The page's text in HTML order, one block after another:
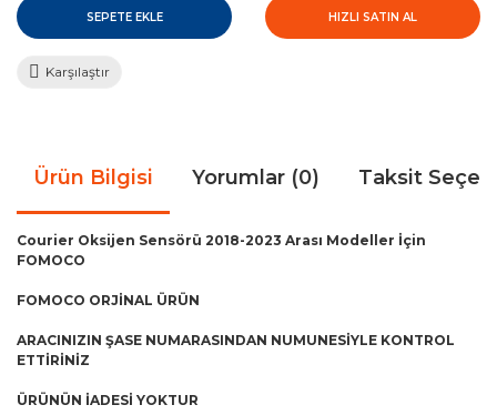
SEPETE EKLE HIZLI SATIN AL
Karşılaştır
Ürün Bilgisi Yorumlar (0) Taksit
Courier Oksijen Sensörü 2018-2023 Arası Modeller İçin
FOMOCO
FOMOCO ORJİNAL ÜRÜN
ARACINIZIN ŞASE NUMARASINDAN NUMUNESİYLE KONTROL
ETTİRİNİZ
ÜRÜNÜN İADESİ YOKTUR